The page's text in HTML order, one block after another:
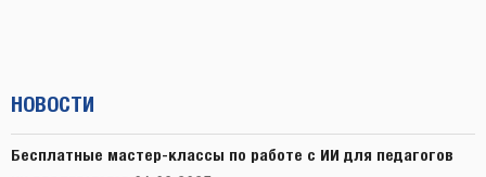
НОВОСТИ
Бесплатные мастер-классы по работе с ИИ для педагогов